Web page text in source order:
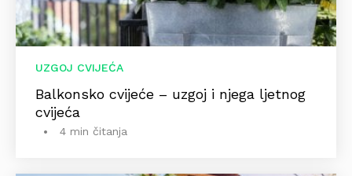
UZGOJ CVIJEĆA
Balkonsko cvijeće – uzgoj i njega ljetnog
cvijeća
4 min čitanja